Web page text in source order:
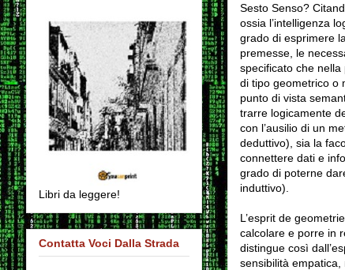
Sesto Senso?
ossia l’intelligenza
grado di esprimere
premesse, le
specificato che
di tipo geometrico o
punto di vista
trarre logicamente
con l’ausilio di un
deduttivo), sia la
connettere dati e
grado di poterne
induttivo).
L’esprit de
calcolare e porre in
distingue così
sensibilità
Libri da leggere!
Contatta Voci Dalla Strada